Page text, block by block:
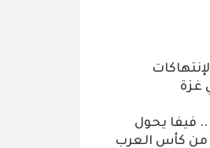
غزة
.. فيفا يحول
من كأس العرب